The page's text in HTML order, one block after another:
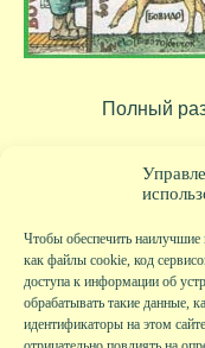
Чтобы обеспечить наилучшие
как файлы cookie, код
доступа к информации об
обрабатывать такие данные,
идентификаторы на этом
Полный